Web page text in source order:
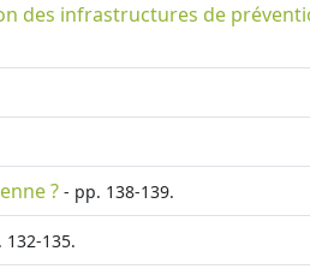
des infrastructures de
? - pp. 138-139.
132-135.